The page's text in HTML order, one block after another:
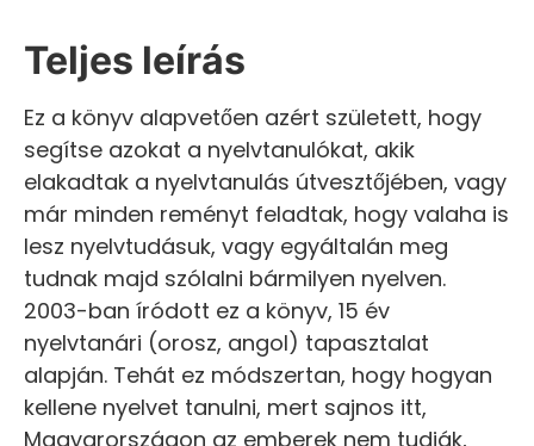
Teljes leírás
Ez a könyv alapvetően azért született, hogy
segítse azokat a nyelvtanulókat, akik
elakadtak a nyelvtanulás útvesztőjében, vagy
már minden reményt feladtak, hogy valaha is
lesz nyelvtudásuk, vagy egyáltalán meg
tudnak majd szólalni bármilyen nyelven.
2003-ban íródott ez a könyv, 15 év
nyelvtanári (orosz, angol) tapasztalat
alapján. Tehát ez módszertan, hogy hogyan
kellene nyelvet tanulni, mert sajnos itt,
Magyarországon az emberek nem tudják,